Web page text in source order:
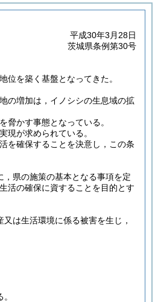
平成30年3月28日
茨城県条例第30号
を築く基盤となってきた。
の増加は，イノシシの生息域の拡
脅かす事態となっている。
現が求められている。
を確保することを決意し，この条
県の施策の基本となる事項を定
活の確保に資することを目的とす
は生活環境に係る被害を生じ，